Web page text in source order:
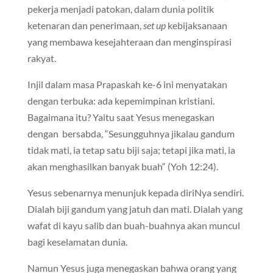
pekerja menjadi patokan, dalam dunia politik
ketenaran dan penerimaan,set upkebijaksanaan
yang membawa kesejahteraan dan menginspirasi
rakyat.
Injil dalam masa Prapaskah ke-6 ini menyatakan
dengan terbuka: ada kepemimpinan kristiani.
Bagaimana itu? Yaitu saat Yesus menegaskan
dengan bersabda, “Sesungguhnya jikalau gandum
tidak mati, ia tetap satu biji saja; tetapi jika mati, ia
akan menghasilkan banyak buah“ (Yoh 12:24).
Yesus sebenarnya menunjuk kepada diriNya sendiri.
Dialah biji gandum yang jatuh dan mati. Dialah yang
wafat di kayu salib dan buah-buahnya akan muncul
bagi keselamatan dunia.
Namun Yesus juga menegaskan bahwa orang yang